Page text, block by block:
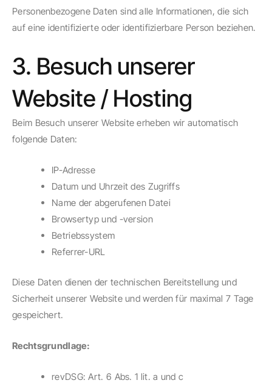
Personenbezogene Daten sind alle Informationen, die sich
auf eine identifizierte oder identifizierbare Person beziehen.
3. Besuch unserer
Website / Hosting
Beim Besuch unserer Website erheben wir automatisch
folgende Daten:
IP-Adresse
Datum und Uhrzeit des Zugriffs
Name der abgerufenen Datei
Browsertyp und -version
Betriebssystem
Referrer-URL
Diese Daten dienen der technischen Bereitstellung und
Sicherheit unserer Website und werden für maximal 7 Tage
gespeichert.
Rechtsgrundlage:
revDSG: Art. 6 Abs. 1 lit. a und c